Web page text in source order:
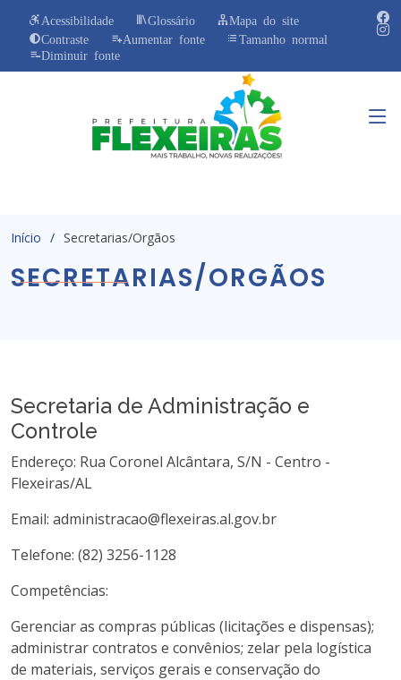
Acessibilidade Glossário
Mapa do site
Contraste
Aumentar fonte
Tamanho normal
Diminuir fonte
Início Secretarias/Orgãos
SECRETARIAS/ORGÃOS
Secretaria de Administração e
Controle
Endereço: Rua Coronel Alcântara, S/N - Centro -
Flexeiras/AL
Email: administracao@flexeiras.al.gov.br
Telefone: (82) 3256-1128
Competências:
Gerenciar as compras públicas (licitações e dispensas);
administrar contratos e convênios; zelar pela logística
de materiais, serviços gerais e conservação do